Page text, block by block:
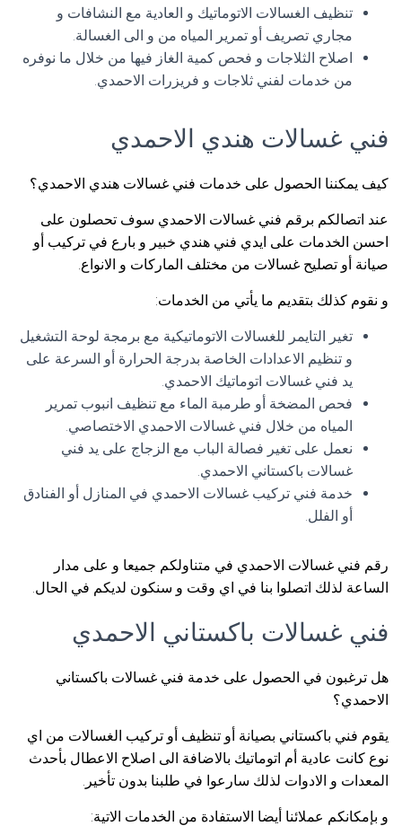
تنظيف الغسالات الاتوماتيك و العادية مع النشافات و
مجاري تصريف أو تمرير المياه من و الى الغسالة.
اصلاح الثلاجات و فحص كمية الغاز فيها من خلال ما نوفره
من خدمات لفني ثلاجات و فريزرات الاحمدي.
فني غسالات هندي الاحمدي
كيف يمكننا الحصول على خدمات فني غسالات هندي الاحمدي؟
عند اتصالكم برقم فني غسالات الاحمدي سوف تحصلون على
احسن الخدمات على ايدي فني هندي خبير و بارع في تركيب أو
صيانة أو تصليح غسالات من مختلف الماركات و الانواع.
و نقوم كذلك بتقديم ما يأتي من الخدمات:
تغير التايمر للغسالات الاتوماتيكية مع برمجة لوحة التشغيل
و تنظيم الاعدادات الخاصة بدرجة الحرارة أو السرعة على
يد فني غسالات اتوماتيك الاحمدي.
فحص المضخة أو طرمبة الماء مع تنظيف انبوب تمرير
المياه من خلال فني غسالات الاحمدي الاختصاصي.
نعمل على تغير فصالة الباب مع الزجاج على يد فني
غسالات باكستاني الاحمدي.
خدمة فني تركيب غسالات الاحمدي في المنازل أو الفنادق
أو الفلل.
رقم فني غسالات الاحمدي في متناولكم جميعا و على مدار
الساعة لذلك اتصلوا بنا في اي وقت و سنكون لديكم في الحال.
فني غسالات باكستاني الاحمدي
هل ترغبون في الحصول على خدمة فني غسالات باكستاني
الاحمدي؟
يقوم فني باكستاني بصيانة أو تنظيف أو تركيب الغسالات من اي
نوع كانت عادية أم اتوماتيك بالاضافة الى اصلاح الاعطال بأحدث
المعدات و الادوات لذلك سارعوا في طلبنا بدون تأخير.
و بإمكانكم عملائنا أيضا الاستفادة من الخدمات الاتية: